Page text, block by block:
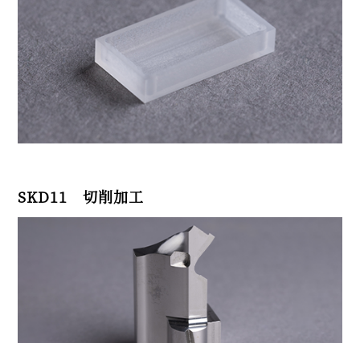
SKD11 切削加工